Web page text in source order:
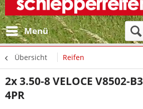
Menü
Übersicht Reifen
2x 3.50-8 VELOCE V8502-
4PR